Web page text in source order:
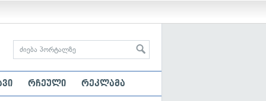
რჩეული რეკლამა